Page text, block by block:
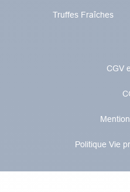
Truffes Fraîches
CGV
Politique Vie